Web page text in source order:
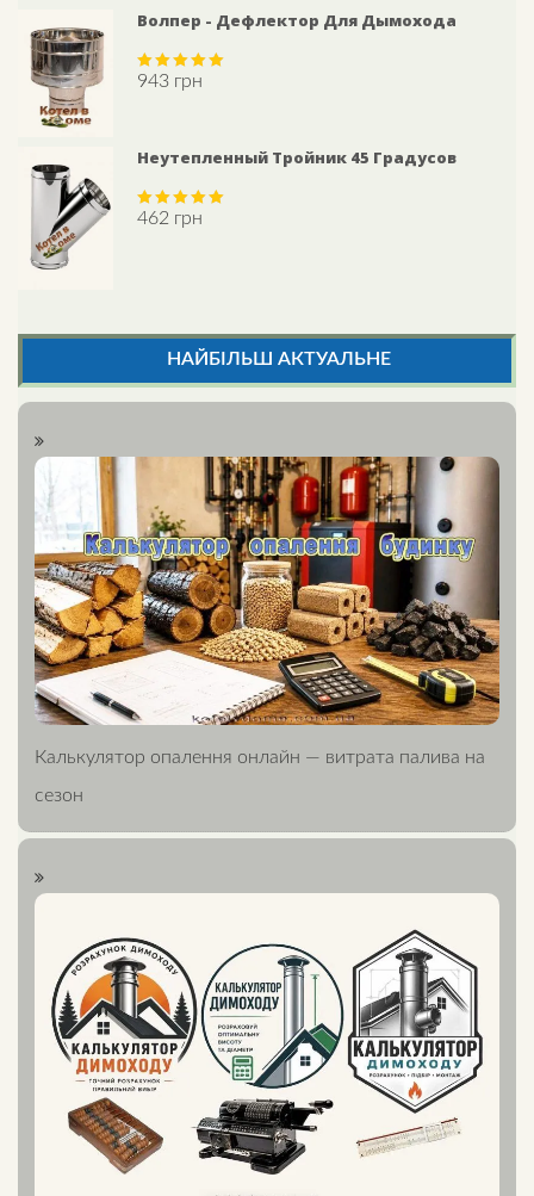
Волпер - Дефлектор Для Дымохода
Rated5.00
out of 5
943 грн
Неутепленный Тройник 45 Градусов
Rated5.00
out of 5
462 грн
НАЙБІЛЬШ АКТУАЛЬНЕ
Калькулятор опалення онлайн — витрата палива на
сезон